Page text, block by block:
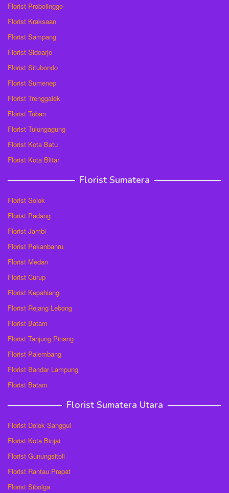
Florist Probolinggo
Florist Kraksaan
Florist Sampang
Florist Sidoarjo
Florist Situbondo
Florist Sumenep
Florist Trenggalek
Florist Tuban
Florist Tulungagung
Florist Kota Batu
Florist Kota Blitar
Florist Sumatera
Florist Solok
Florist Padang
Florist Jambi
Florist Pekanbanru
Florist Medan
Florist Curup
Florist Kepahiang
Florist Rejang Lebong
Florist Batam
Florist Tanjung Pinang
Florist Palembang
Florist Bandar Lampung
Florist Batam
Florist Sumatera Utara
Florist Dolok Sanggul
Florist Kota Binjai
Florist Gunungsitoli
Florist Rantau Prapat
Florist Sibolga